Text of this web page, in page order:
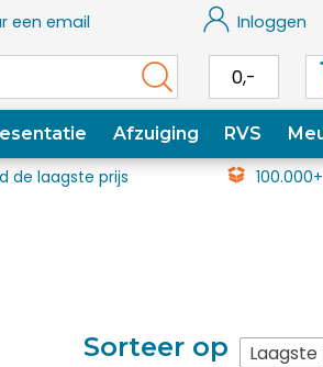
een email Inloggen
0,-
Afzuiging RVS
de laagste prijs
Sorteer op Laagste